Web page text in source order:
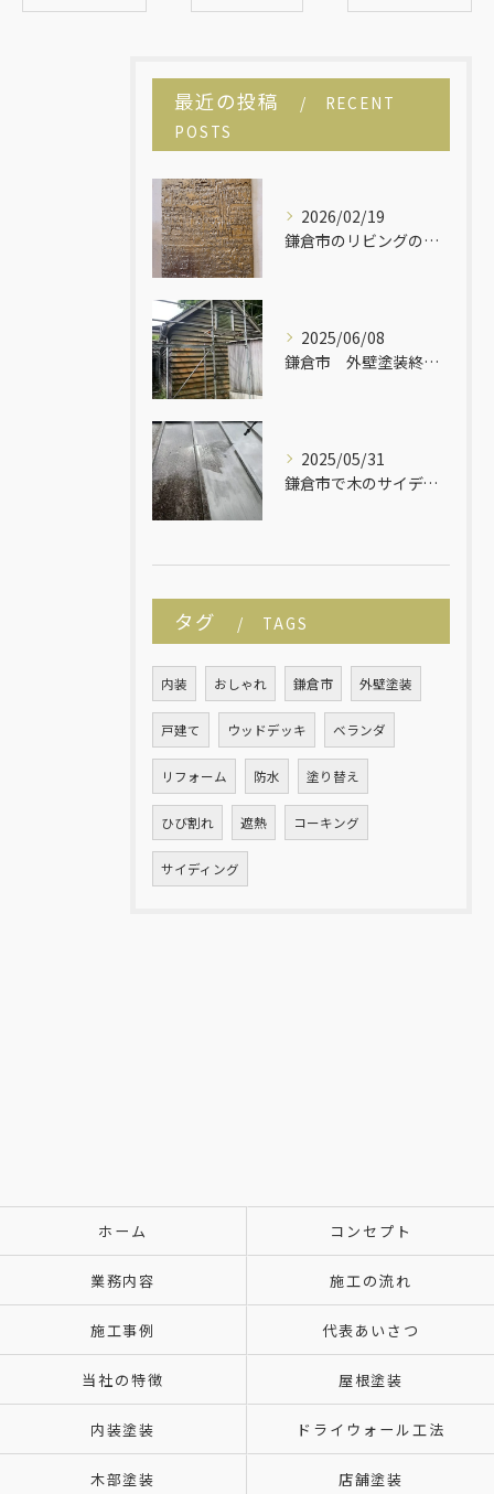
最近の投稿
RECENT
POSTS
2026/02/19
鎌倉市のリビングのリフォームです！
2025/06/08
鎌倉市 外壁塗装終了しました！
2025/05/31
鎌倉市で木のサイディングの平屋建ての塗り替えが始まりました！
タグ TAGS
内装 おしゃれ 鎌倉市 外壁塗装
戸建て ウッドデッキ ベランダ
リフォーム 防水 塗り替え
ひび割れ 遮熱 コーキング
サイディング
ホーム コンセプト
業務内容 施工の流れ
施工事例 代表あいさつ
当社の特徴 屋根塗装
内装塗装 ドライウォール工法
木部塗装 店舗塗装